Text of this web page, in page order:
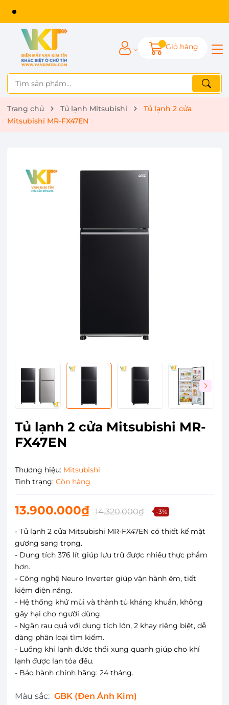
Giỏ hàng
Trang chủ Tủ lạnh Mitsubishi
Tủ lạnh 2 cửa
Mitsubishi MR-FX47EN
Tủ lạnh 2 cửa Mitsubishi MR-
FX47EN
Thương hiệu: Mitsubishi
Tình trạng: Còn hàng
13.900.000₫ 14.320.000₫ -3%
- Tủ lạnh 2 cửa Mitsubishi MR-FX47EN có thiết kế mặt
gương sang trọng.
- Dung tích 376 lít giúp lưu trữ được nhiều thực phẩm
hơn.
- Công nghệ Neuro Inverter giúp vận hành êm, tiết
kiệm điện năng.
- Hệ thống khử mùi và thành tủ kháng khuẩn, không
gây hại cho người dùng.
- Ngăn rau quả với dung tích lớn, 2 khay riêng biệt, dễ
dàng phân loại tìm kiếm.
- Luồng khí lạnh được thổi xung quanh giúp cho khí
lạnh được lan tỏa đều.
- Bảo hành chính hãng: 24 tháng.
Màu sắc: GBK (Đen Ánh Kim)